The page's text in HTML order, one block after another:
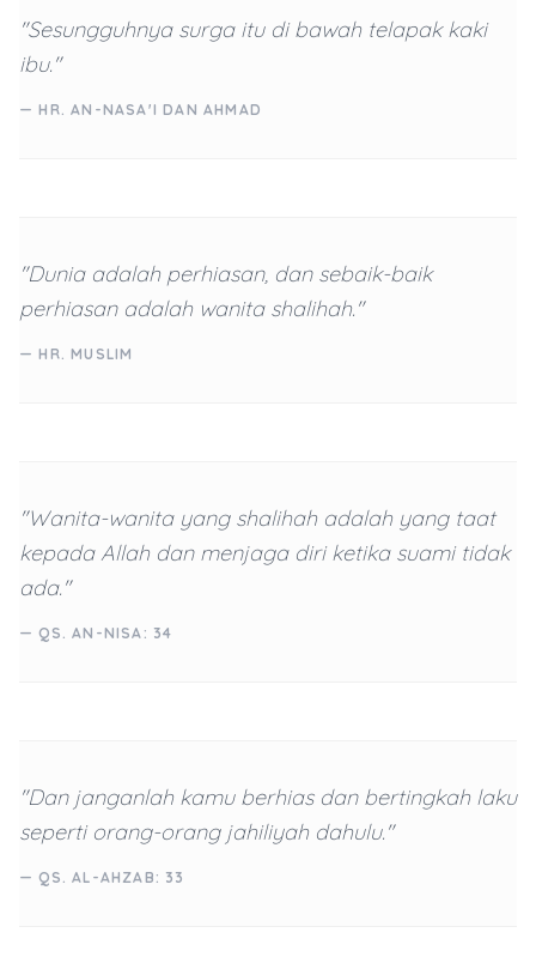
"Sesungguhnya surga itu di bawah telapak kaki
ibu."
— HR. AN-NASA'I DAN AHMAD
"Dunia adalah perhiasan, dan sebaik-baik
perhiasan adalah wanita shalihah."
— HR. MUSLIM
"Wanita-wanita yang shalihah adalah yang taat
kepada Allah dan menjaga diri ketika suami tidak
ada."
— QS. AN-NISA: 34
"Dan janganlah kamu berhias dan bertingkah laku
seperti orang-orang jahiliyah dahulu."
— QS. AL-AHZAB: 33